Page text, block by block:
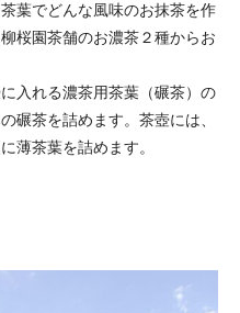
葉でどんな風味のお抹茶を作
桜園茶舗のお濃茶２種からお
入れる濃茶用茶葉（碾茶）の
碾茶を詰めます。茶壺には、
薄茶葉を詰めます。